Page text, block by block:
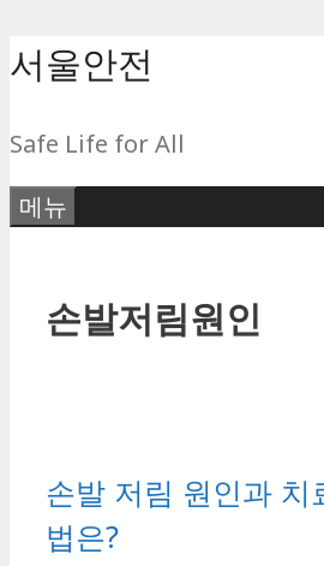
컨
로
건
너
서울안전
Safe Life for All
메뉴
손발저림원인
손발 저림 원인과 치
법은?